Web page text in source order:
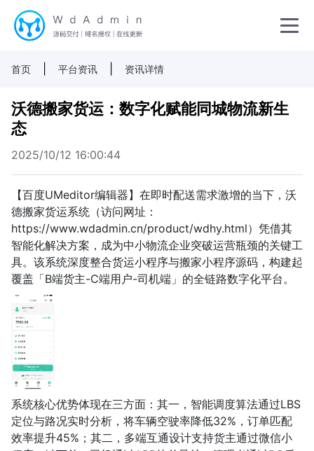
首页 平台资讯 资讯详情
沃德搬家货运：数字化赋能同城物流新生
态
2025/10/12 16:00:44
【百度UMeditor编辑器】在即时配送需求激增的当下，沃
德搬家货运系统（访问网址：
https://www.wdadmin.cn/product/wdhy.html）凭借其
智能化解决方案，成为中小物流企业突破运营瓶颈的关键工
具。该系统深度整合货运小程序与搬家小程序源码，构建起
覆盖「B端货主-C端用户-司机端」的全链路数字化平台。
系统核心优势体现在三方面：其一，智能调度算法通过LBS
定位与路况实时分析，将车辆空驶率降低32%，订单匹配
效率提升45%；其二，多端互通设计支持货主通过微信小